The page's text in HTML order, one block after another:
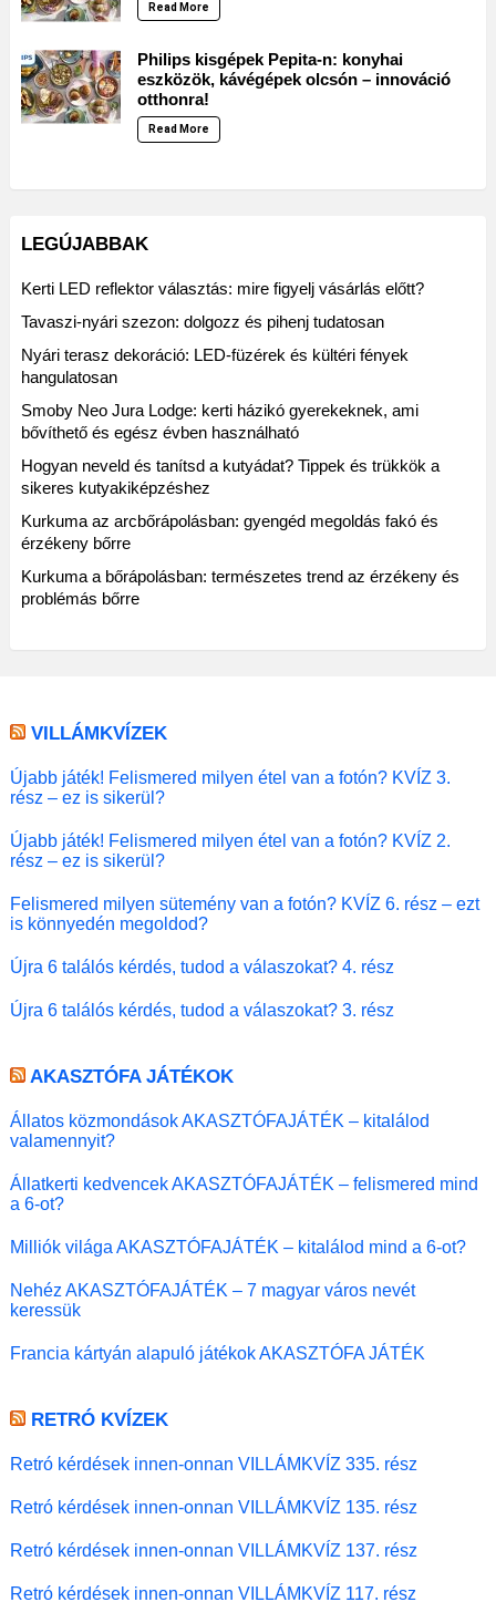
Read More
Philips kisgépek Pepita-n: konyhai
eszközök, kávégépek olcsón – innováció
otthonra!
Read More
LEGÚJABBAK
Kerti LED reflektor választás: mire figyelj vásárlás előtt?
Tavaszi-nyári szezon: dolgozz és pihenj tudatosan
Nyári terasz dekoráció: LED-füzérek és kültéri fények
hangulatosan
Smoby Neo Jura Lodge: kerti házikó gyerekeknek, ami
bővíthető és egész évben használható
Hogyan neveld és tanítsd a kutyádat? Tippek és trükkök a
sikeres kutyakiképzéshez
Kurkuma az arcbőrápolásban: gyengéd megoldás fakó és
érzékeny bőrre
Kurkuma a bőrápolásban: természetes trend az érzékeny és
problémás bőrre
VILLÁMKVÍZEK
Újabb játék! Felismered milyen étel van a fotón? KVÍZ 3.
rész – ez is sikerül?
Újabb játék! Felismered milyen étel van a fotón? KVÍZ 2.
rész – ez is sikerül?
Felismered milyen sütemény van a fotón? KVÍZ 6. rész – ezt
is könnyedén megoldod?
Újra 6 találós kérdés, tudod a válaszokat? 4. rész
Újra 6 találós kérdés, tudod a válaszokat? 3. rész
AKASZTÓFA JÁTÉKOK
Állatos közmondások AKASZTÓFAJÁTÉK – kitalálod
valamennyit?
Állatkerti kedvencek AKASZTÓFAJÁTÉK – felismered mind
a 6-ot?
Milliók világa AKASZTÓFAJÁTÉK – kitalálod mind a 6-ot?
Nehéz AKASZTÓFAJÁTÉK – 7 magyar város nevét
keressük
Francia kártyán alapuló játékok AKASZTÓFA JÁTÉK
RETRÓ KVÍZEK
Retró kérdések innen-onnan VILLÁMKVÍZ 335. rész
Retró kérdések innen-onnan VILLÁMKVÍZ 135. rész
Retró kérdések innen-onnan VILLÁMKVÍZ 137. rész
Retró kérdések innen-onnan VILLÁMKVÍZ 117. rész